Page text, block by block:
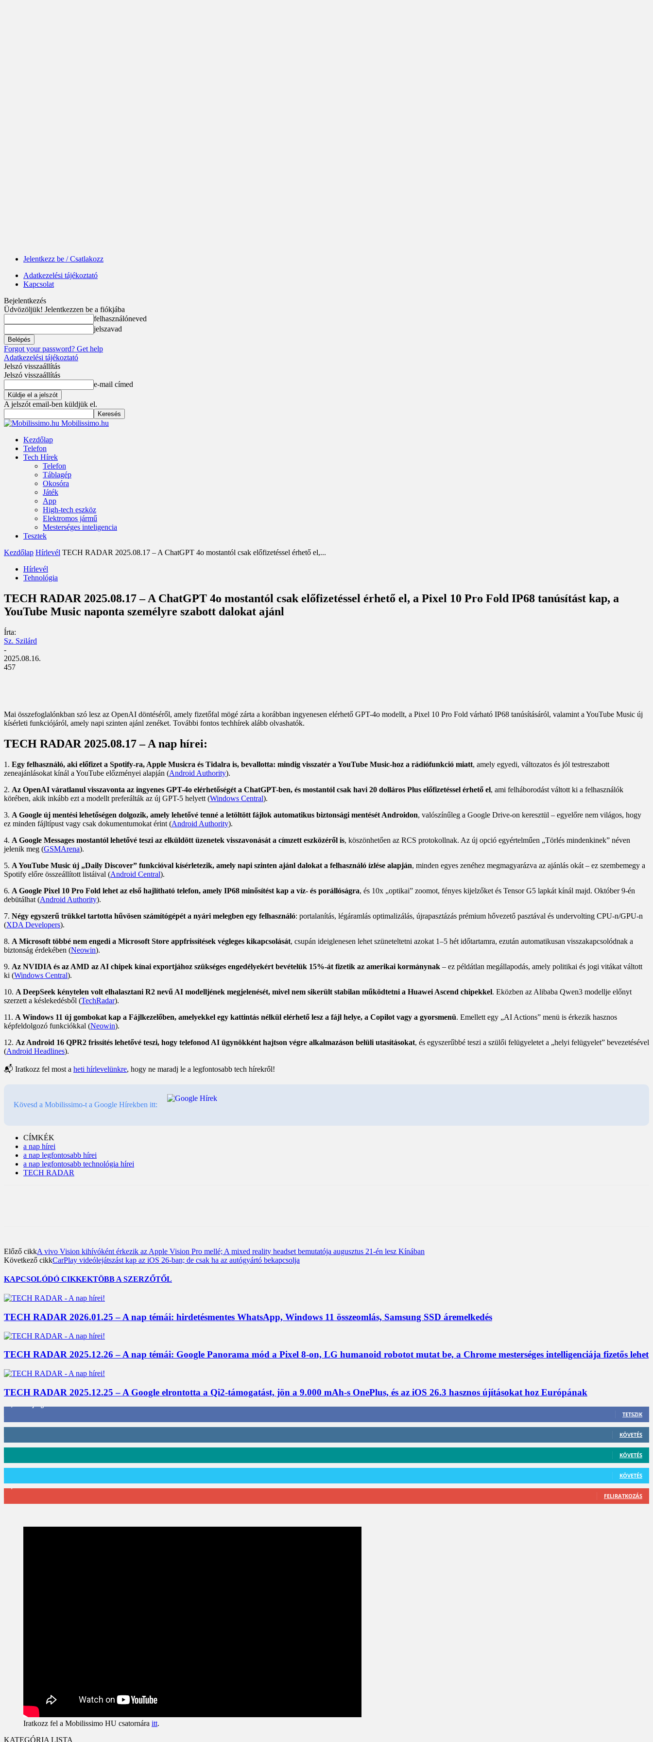
Jelentkezz be / Csatlakozz
Adatkezelési tájékoztató
Kapcsolat
Bejelentkezés
Üdvözöljük! Jelentkezzen be a fiókjába
felhasználóneved
jelszavad
Forgot your password? Get help
Adatkezelési tájékoztató
Jelszó visszaállítás
Jelszó visszaállítás
e-mail címed
A jelszót email-ben küldjük el.
Mobilissimo.hu
Kezdőlap
Telefon
Tech Hírek
Telefon
Táblagép
Okosóra
Játék
App
High-tech eszköz
Elektromos jármű
Mesterséges inteligencia
Tesztek
Kezdőlap Hírlevél TECH RADAR 2025.08.17 – A ChatGPT 4o mostantól csak előfizetéssel érhető el,...
Hírlevél
Tehnológia
TECH RADAR 2025.08.17 – A ChatGPT 4o mostantól csak előfizetéssel érhető el, a Pixel 10 Pro Fold IP68 tanúsítást kap, a
YouTube Music naponta személyre szabott dalokat ajánl
Írta:
Sz. Szilárd
-
2025.08.16.
457
Mai összefoglalónkban szó lesz az OpenAI döntéséről, amely fizetőfal mögé zárta a korábban ingyenesen elérhető GPT-4o modellt, a Pixel 10 Pro Fold várható IP68 tanúsításáról, valamint a YouTube Music új
kísérleti funkciójáról, amely napi szinten ajánl zenéket. További fontos techhírek alább olvashatók.
TECH RADAR 2025.08.17 – A nap hírei:
1. Egy felhasználó, aki előfizet a Spotify-ra, Apple Musicra és Tidalra is, bevallotta: mindig visszatér a YouTube Music-hoz a rádiófunkció miatt, amely egyedi, változatos és jól testreszabott
zeneajánlásokat kínál a YouTube előzményei alapján (Android Authority).
2. Az OpenAI váratlanul visszavonta az ingyenes GPT-4o elérhetőségét a ChatGPT-ben, és mostantól csak havi 20 dolláros Plus előfizetéssel érhető el, ami felháborodást váltott ki a felhasználók
körében, akik inkább ezt a modellt preferálták az új GPT-5 helyett (Windows Central).
3. A Google új mentési lehetőségen dolgozik, amely lehetővé tenné a letöltött fájlok automatikus biztonsági mentését Androidon, valószínűleg a Google Drive-on keresztül – egyelőre nem világos, hogy
ez minden fájltípust vagy csak dokumentumokat érint (Android Authority).
4. A Google Messages mostantól lehetővé teszi az elküldött üzenetek visszavonását a címzett eszközéről is, köszönhetően az RCS protokollnak. Az új opció egyértelműen „Törlés mindenkinek” néven
jelenik meg (GSMArena).
5. A YouTube Music új „Daily Discover” funkcióval kísérletezik, amely napi szinten ajánl dalokat a felhasználó ízlése alapján, minden egyes zenéhez megmagyarázva az ajánlás okát – ez szembemegy a
Spotify előre összeállított listáival (Android Central).
6. A Google Pixel 10 Pro Fold lehet az első hajlítható telefon, amely IP68 minősítést kap a víz- és porállóságra, és 10x „optikai” zoomot, fényes kijelzőket és Tensor G5 lapkát kínál majd. Október 9-én
debütálhat (Android Authority).
7. Négy egyszerű trükkel tartotta hűvösen számítógépét a nyári melegben egy felhasználó: portalanítás, légáramlás optimalizálás, újrapasztázás prémium hővezető pasztával és undervolting CPU-n/GPU-n
(XDA Developers).
8. A Microsoft többé nem engedi a Microsoft Store appfrissítések végleges kikapcsolását, csupán ideiglenesen lehet szüneteltetni azokat 1–5 hét időtartamra, ezután automatikusan visszakapcsolódnak a
biztonság érdekében (Neowin).
9. Az NVIDIA és az AMD az AI chipek kínai exportjához szükséges engedélyekért bevételük 15%-át fizetik az amerikai kormánynak – ez példátlan megállapodás, amely politikai és jogi vitákat váltott
ki (Windows Central).
10. A DeepSeek kénytelen volt elhalasztani R2 nevű AI modelljének megjelenését, mivel nem sikerült stabilan működtetni a Huawei Ascend chipekkel. Eközben az Alibaba Qwen3 modellje előnyt
szerzett a késlekedésből (TechRadar).
11. A Windows 11 új gombokat kap a Fájlkezelőben, amelyekkel egy kattintás nélkül elérhető lesz a fájl helye, a Copilot vagy a gyorsmenü. Emellett egy „AI Actions” menü is érkezik hasznos
képfeldolgozó funkciókkal (Neowin).
12. Az Android 16 QPR2 frissítés lehetővé teszi, hogy telefonod AI ügynökként hajtson végre alkalmazáson belüli utasításokat, és egyszerűbbé teszi a szülői felügyeletet a „helyi felügyelet” bevezetésével
(Android Headlines).
📬 Iratkozz fel most a heti hírlevelünkre, hogy ne maradj le a legfontosabb tech hírekről!
Kövesd a Mobilissimo-t a Google Hírekben itt:
CÍMKÉK
a nap hírei
a nap legfontosabb hírei
a nap legfontosabb technológia hírei
TECH RADAR
Előző cikkA vivo Vision kihívóként érkezik az Apple Vision Pro mellé; A mixed reality headset bemutatója augusztus 21-én lesz Kínában
Következő cikkCarPlay videólejátszást kap az iOS 26-ban; de csak ha az autógyártó bekapcsolja
KAPCSOLÓDÓ CIKKEKTÖBB A SZERZŐTŐL
TECH RADAR 2026.01.25 – A nap témái: hirdetésmentes WhatsApp, Windows 11 összeomlás, Samsung SSD áremelkedés
TECH RADAR 2025.12.26 – A nap témái: Google Panorama mód a Pixel 8-on, LG humanoid robotot mutat be, a Chrome mesterséges intelligenciája fizetős lehet
TECH RADAR 2025.12.25 – A Google elrontotta a Qi2-támogatást, jön a 9.000 mAh-s OnePlus, és az iOS 26.3 hasznos újításokat hoz Európának
TETSZIK
KÖVETÉS
KÖVETÉS
KÖVETÉS
FELIRATKOZÁS
Iratkozz fel a Mobilissimo HU csatornára itt.
KATEGÓRIA LISTA